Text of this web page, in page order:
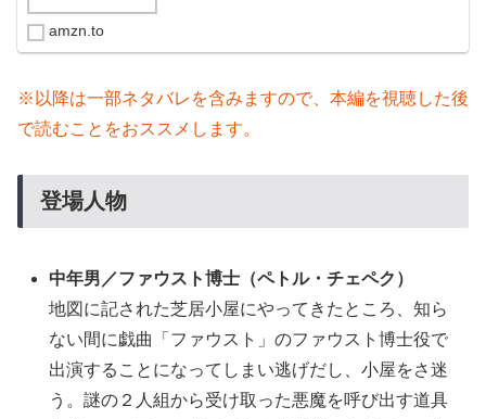
amzn.to
※以降は一部ネタバレを含みますので、本編を視聴した後
で読むことをおススメします。
登場人物
中年男／ファウスト博士 （ペトル・チェペク）
地図に記された芝居小屋にやってきたところ、知ら
ない間に戯曲「ファウスト」のファウスト博士役で
出演することになってしまい逃げだし、小屋をさ迷
う。謎の２人組から受け取った悪魔を呼び出す道具